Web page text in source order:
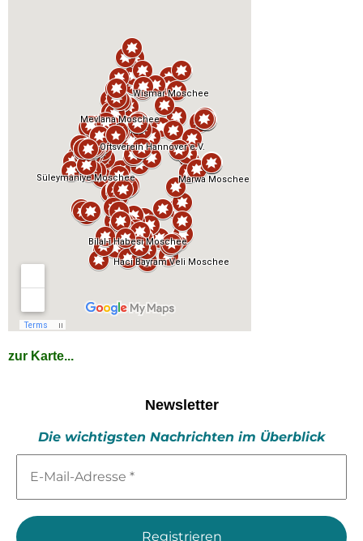
zur Karte...
Newsletter
Die wichtigsten Nachrichten im Überblick
Mail-
*